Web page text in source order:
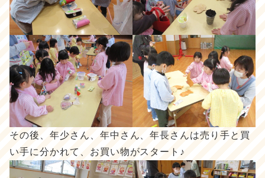
その後、年少さん、年中さん、年長さんは売り手と買
い手に分かれて、お買い物がスタート♪